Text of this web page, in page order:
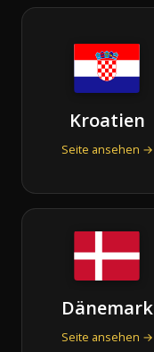
Kroatien
Seite ansehen →
Dänemark
Seite ansehen →